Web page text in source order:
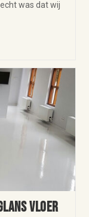
was dat wij
vloer